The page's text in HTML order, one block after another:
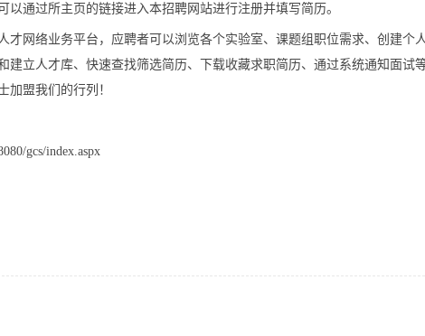
通过所主页的链接进入本招聘网站进行注册并填写简历。
才网络业务平台，应聘者可以浏览各个实验室、课题组职位需求、创建个
建立人才库、快速查找筛选简历、下载收藏求职简历、通过系统通知面试
加盟我们的行列！
gcs/index.aspx